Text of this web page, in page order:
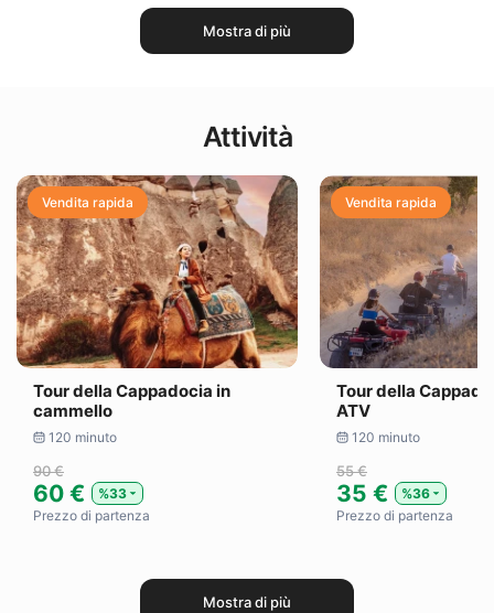
Mostra di più
Attività
Vendita rapida
Tour della Cappadocia in
cammello
120 minuto
90 €
60 €
%33
Prezzo di partenza
Vendita rapida
Tour della
ATV
120 minuto
55 €
35 €
%36
Prezzo di partenza
Mostra di più